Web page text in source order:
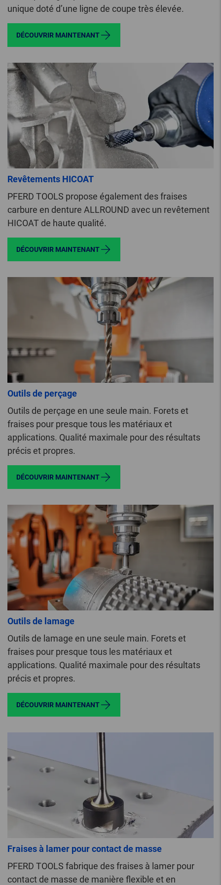
unique doté d’une ligne de coupe très élevée.
DÉCOUVRIR MAINTENANT
Revêtements HICOAT
PFERD TOOLS propose également des fraises
carbure en denture ALLROUND avec un revêtement
HICOAT de haute qualité.
DÉCOUVRIR MAINTENANT
Outils de perçage
Outils de perçage en une seule main. Forets et
fraises pour presque tous les matériaux et
applications. Qualité maximale pour des résultats
précis et propres.
DÉCOUVRIR MAINTENANT
Outils de lamage
Outils de lamage en une seule main. Forets et
fraises pour presque tous les matériaux et
applications. Qualité maximale pour des résultats
précis et propres.
DÉCOUVRIR MAINTENANT
Fraises à lamer pour contact de masse
PFERD TOOLS fabrique des fraises à lamer pour
contact de masse de manière flexible et en